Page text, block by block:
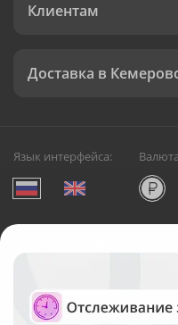
Клиентам
Доставка в
Язык интерфейса:
Служба
Русский Букет, 2026
Общество с
ОГРН: 1195476081745,